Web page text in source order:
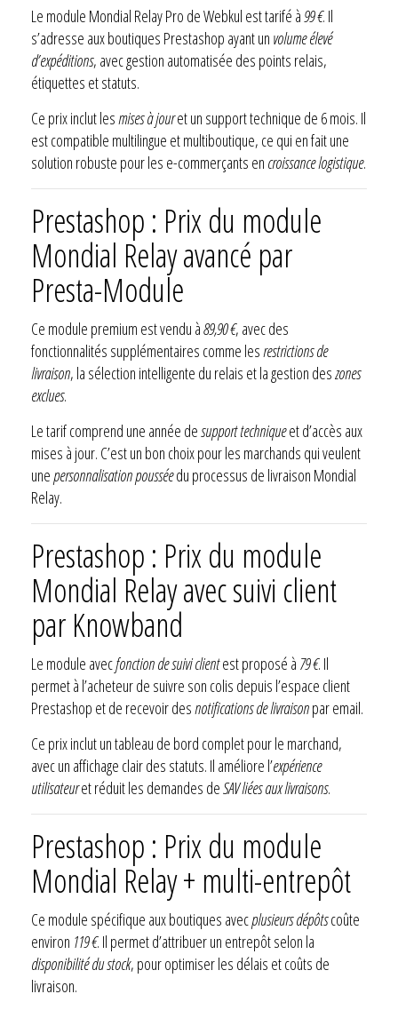
Le module Mondial Relay Pro de Webkul est tarifé à 99 €. Il
s’adresse aux boutiques Prestashop ayant un volume élevé
d’expéditions, avec gestion automatisée des points relais,
étiquettes et statuts.
Ce prix inclut les mises à jouret un support technique de 6 mois. Il
est compatible multilingue et multiboutique, ce qui en fait une
solution robuste pour les e-commerçants en croissance logistique.
Prestashop : Prix du module
Mondial Relay avancé par
Presta-Module
Ce module premium est vendu à89,90 €, avec des
fonctionnalités supplémentaires comme les restrictions de
livraison, la sélection intelligente du relais et la gestion deszones
exclues.
Le tarif comprend une année desupport techniqueet d’accès aux
mises à jour. C’est un bon choix pour les marchands qui veulent
unepersonnalisation pousséedu processus de livraison Mondial
Relay.
Prestashop : Prix du module
Mondial Relay avec suivi client
par Knowband
Le module avecfonction de suivi clientest proposé à 79 €. Il
permet à l’acheteur de suivre son colis depuis l’espace client
Prestashop et de recevoir des notifications de livraisonpar email.
Ce prix inclut un tableau de bord complet pour le marchand,
avec un affichage clair des statuts. Il améliore l’expérience
utilisateuret réduit les demandes deSAV liées aux livraisons.
Prestashop : Prix du module
Mondial Relay + multi-entrepôt
Ce module spécifique aux boutiques avecplusieurs dépôtscoûte
environ 119 €. Il permet d’attribuer un entrepôt selon la
disponibilité du stock, pour optimiser les délais et coûts de
livraison.